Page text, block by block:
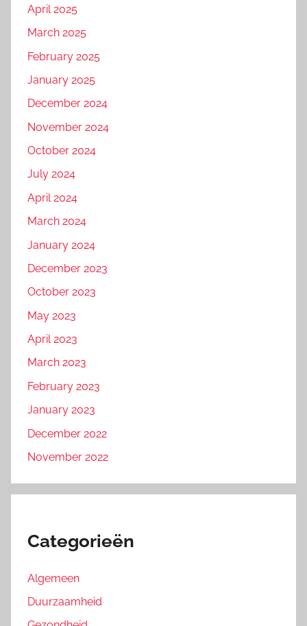
April 2025
March 2025
February 2025
January 2025
December 2024
November 2024
October 2024
July 2024
April 2024
March 2024
January 2024
December 2023
October 2023
May 2023
April 2023
March 2023
February 2023
January 2023
December 2022
November 2022
Categorieën
Algemeen
Duurzaamheid